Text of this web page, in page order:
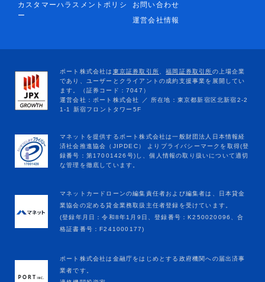
カスタマーハラスメントポリシ
ー
お問い合わせ
運営会社情報
マネットカードローンの編集責任者および編集者は、日本貸金
業協会の定める貸金業務取扱主任者登録を受けています。
(登録年月日：令和8年1月9日、登録番号：K250020096、合
格証書番号：F241000177)
ポート株式会社は金融庁をはじめとする政府機関への届出済事
業者です。